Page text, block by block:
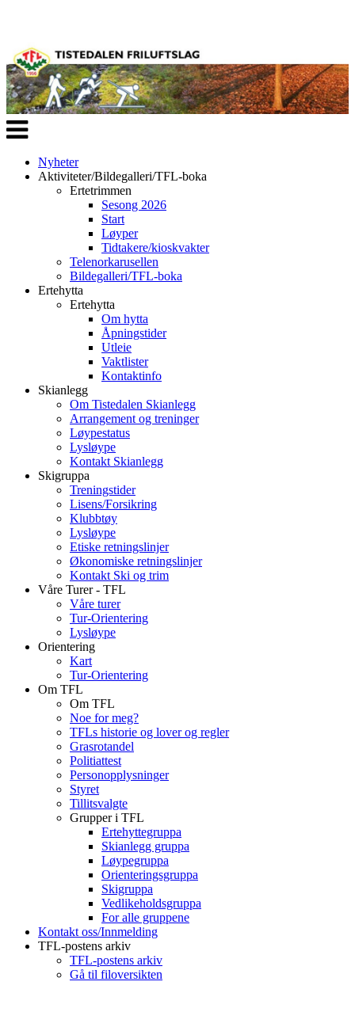
Veksle
navigasjon
Nyheter
Aktiviteter/Bildegalleri/TFL-boka
Ertetrimmen
Sesong 2026
Start
Løyper
Tidtakere/kioskvakter
Telenorkarusellen
Bildegalleri/TFL-boka
Ertehytta
Ertehytta
Om hytta
Åpningstider
Utleie
Vaktlister
Kontaktinfo
Skianlegg
Om Tistedalen Skianlegg
Arrangement og treninger
Løypestatus
Lysløype
Kontakt Skianlegg
Skigruppa
Treningstider
Lisens/Forsikring
Klubbtøy
Lysløype
Etiske retningslinjer
Økonomiske retningslinjer
Kontakt Ski og trim
Våre Turer - TFL
Våre turer
Tur-Orientering
Lysløype
Orientering
Kart
Tur-Orientering
Om TFL
Om TFL
Noe for meg?
TFLs historie og lover og regler
Grasrotandel
Politiattest
Personopplysninger
Styret
Tillitsvalgte
Grupper i TFL
Ertehyttegruppa
Skianlegg gruppa
Løypegruppa
Orienteringsgruppa
Skigruppa
Vedlikeholdsgruppa
For alle gruppene
Kontakt oss/Innmelding
TFL-postens arkiv
TFL-postens arkiv
Gå til filoversikten